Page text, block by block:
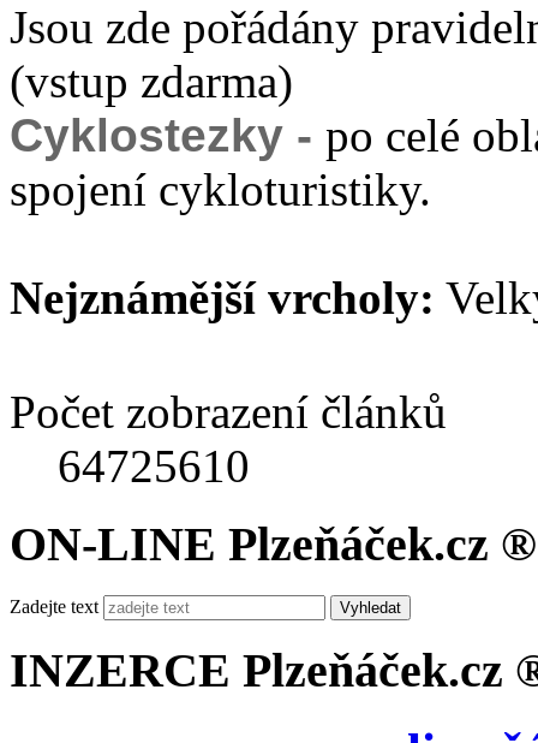
Jsou zde pořádány
(vstup zdarma)
Cyklostezky - po celé
spojení cykloturistiky.
Nejznámější vrcholy:
Počet zobrazení článků
64725610
ON-LINE Plzeňáček.cz ®
Zadejte text Vyhledat
INZERCE Plzeňáček.cz